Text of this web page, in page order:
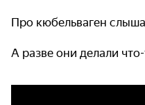
Про кюбельваген
А разве они делали